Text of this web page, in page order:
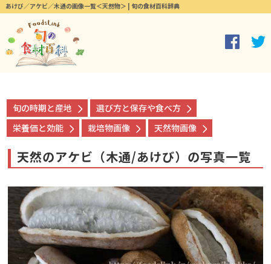
あけび／アケビ／木通の画像一覧＜天然物＞ | 旬の食材百科辞典
旬の時期と産地
選び方と保存や食べ方
栄養価と効能
栽培物画像 天然物画像
天然のアケビ（木通/あけび）の写真一覧